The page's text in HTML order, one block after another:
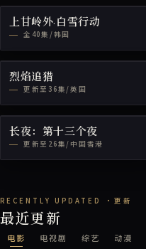
上甘岭外·白雪行动
全40集/韩国
烈焰追猎
更新至36集/英国
长夜：第十三个夜
更新至26集/中国香港
最近更新
电影 电视剧 综艺 动漫